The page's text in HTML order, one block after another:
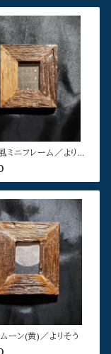
ミニフレーム／よりそ
ーン(黄)／よりそう